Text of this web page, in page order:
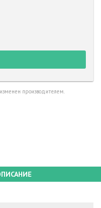
производителем.